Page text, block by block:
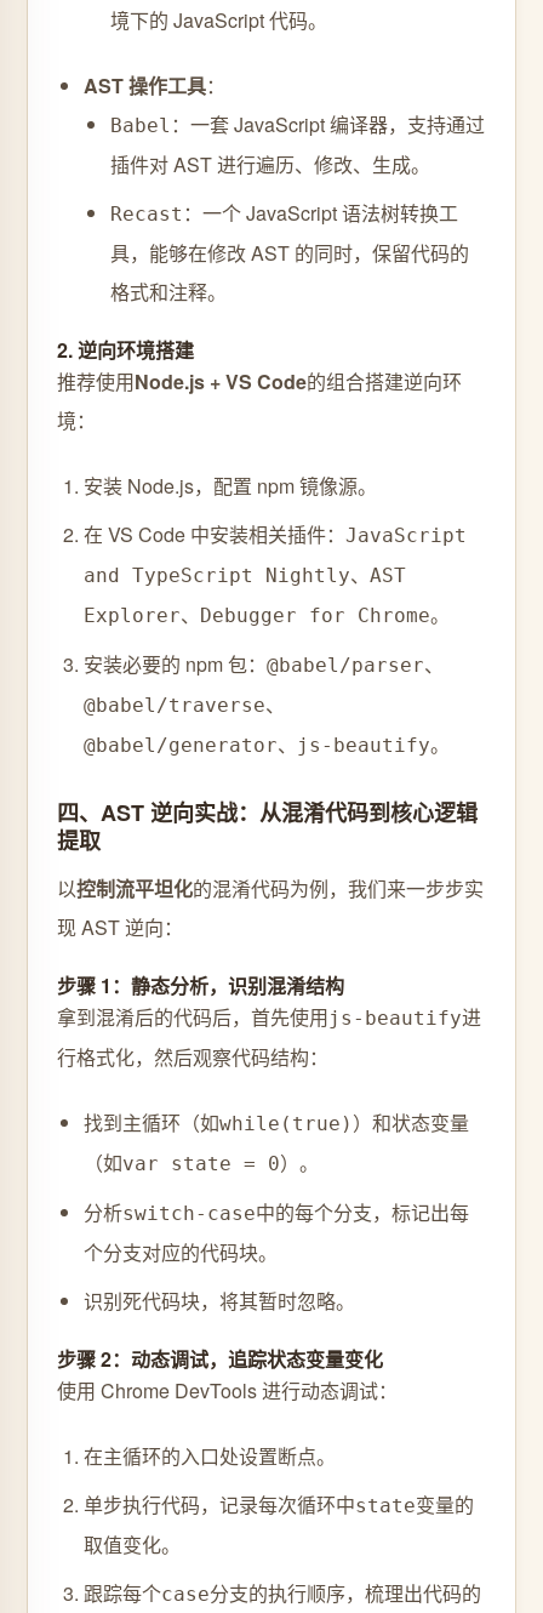
境下的 JavaScript 代码。
AST 操作工具：
Babel ：一套 JavaScript 编译器，支持通过
插件对 AST 进行遍历、修改、生成。
Recast ：一个 JavaScript 语法树转换工
具，能够在修改 AST 的同时，保留代码的
格式和注释。
2. 逆向环境搭建
推荐使用Node.js + VS Code的组合搭建逆向环
境：
安装 Node.js，配置 npm 镜像源。
在 VS Code 中安装相关插件： JavaScript
and TypeScript Nightly、 AST
Explorer、 Debugger for Chrome。
安装必要的 npm 包： @babel/parser、
@babel/traverse、
@babel/generator、 js-beautify。
四、AST 逆向实战：从混淆代码到核心逻辑
提取
以控制流平坦化的混淆代码为例，我们来一步步实
现 AST 逆向：
步骤 1：静态分析，识别混淆结构
拿到混淆后的代码后，首先使用js-beautify进
行格式化，然后观察代码结构：
找到主循环（如while(true) ）和状态变量
（如var state = 0）。
分析switch-case中的每个分支，标记出每
个分支对应的代码块。
识别死代码块，将其暂时忽略。
步骤 2：动态调试，追踪状态变量变化
使用 Chrome DevTools 进行动态调试：
在主循环的入口处设置断点。
单步执行代码，记录每次循环中state变量的
取值变化。
跟踪每个case分支的执行顺序，梳理出代码的